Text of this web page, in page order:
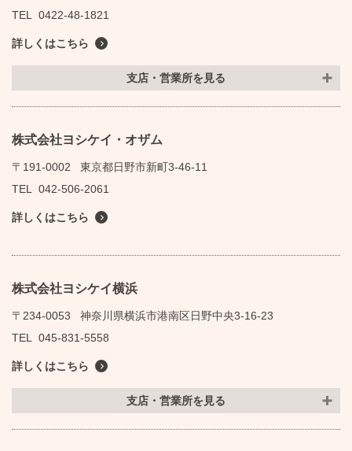
TEL
0422-48-1821
詳しくはこちら
支店・営業所を見る
株式会社ヨシケイ・オザム
〒191-0002
東京都日野市新町3-46-11
TEL
042-506-2061
詳しくはこちら
株式会社ヨシケイ横浜
〒234-0053
神奈川県横浜市港南区日野中央3-16-23
TEL
045-831-5558
詳しくはこちら
支店・営業所を見る